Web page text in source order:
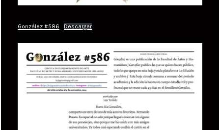
González #586 Descargar